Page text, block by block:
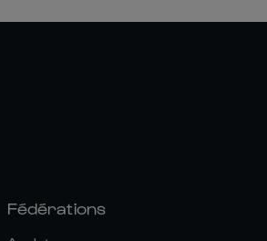
Fédérations